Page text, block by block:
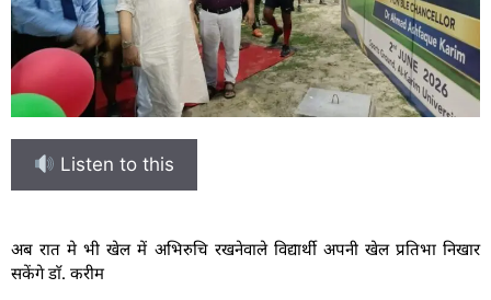
Listen to this
अब रात मे भी खेल में अभिरुचि रखनेवाले विद्यार्थी अपनी खेल प्रतिभा निखार
सकेंगे डाॅ. करीम